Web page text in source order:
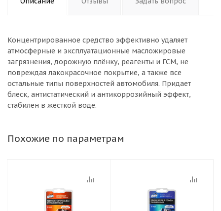
Концентрированное средство эффективно удаляет
атмосферные и эксплуатационные масложировые
загрязнения, дорожную плёнку, реагенты и ГСМ, не
повреждая лакокрасочное покрытие, а также все
остальные типы поверхностей автомобиля. Придает
блеск, антистатический и антикоррозийный эффект,
стабилен в жесткой воде.
Похожие по параметрам